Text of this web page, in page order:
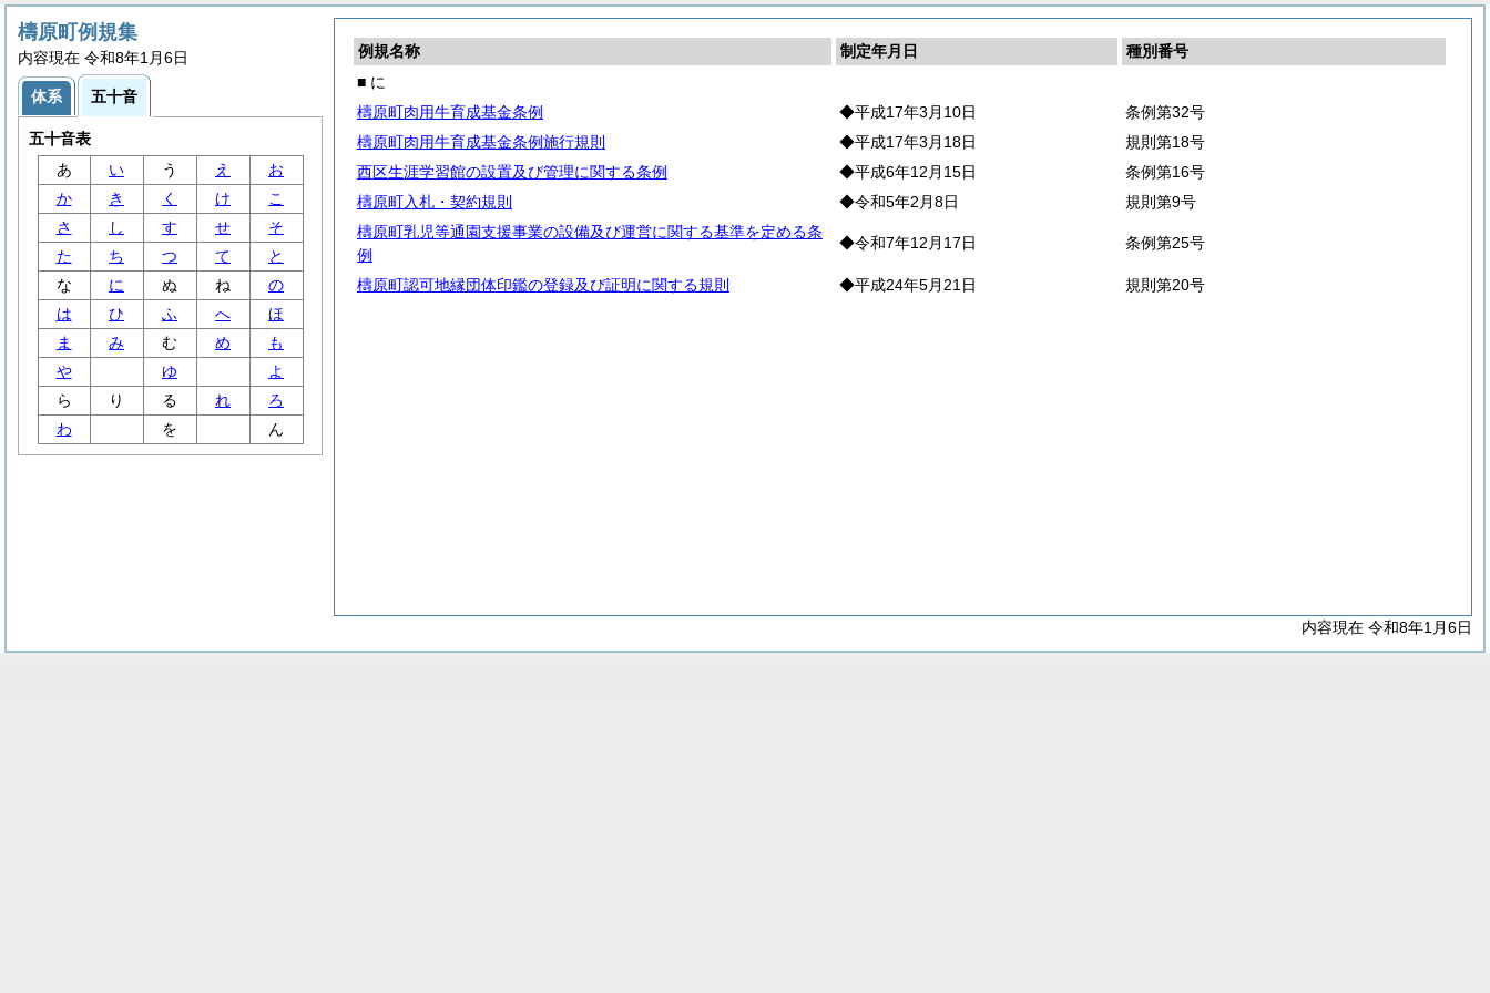
例規名称 制定年月日
種別番号
■ に
檮原町肉用牛育成基金条例
◆平成17年3月10日
条例第32号
檮原町肉用牛育成基金条例施行規則
◆平成17年3月18日
規則第18号
西区生涯学習館の設置及び管理に関する条例
◆平成6年12月15日
条例第16号
檮原町入札・契約規則
◆令和5年2月8日
規則第9号
檮原町乳児等通園支援事業の設備及び運営に関する基準を定める条
例
◆令和7年12月17日 条例第25号
檮原町認可地縁団体印鑑の登録及び証明に関する規則 ◆平成24年5月21日 規則第20号
内容現在 令和8年1月6日
檮原町例規集
内容現在 令和8年1月6日
体系 五十音
五十音表
あ
い う え
お
か
き く け
こ
さ
し す せ
そ
た
ち つ て
と
な
に ぬ ね
の
は
ひ ふ へ
ほ
ま
み む め
も
や
ゆ
よ
ら
り る れ
ろ
わ
を ん